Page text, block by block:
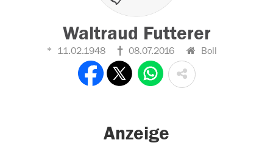
Waltraud Futterer
11.02.1948 08.07.2016 Boll
Anzeige